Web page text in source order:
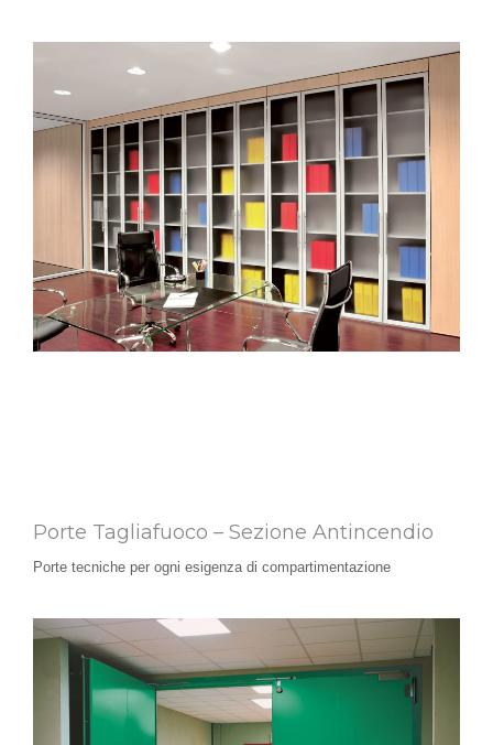
Porte Tagliafuoco – Sezione Antincendio
Porte tecniche per ogni esigenza di compartimentazione